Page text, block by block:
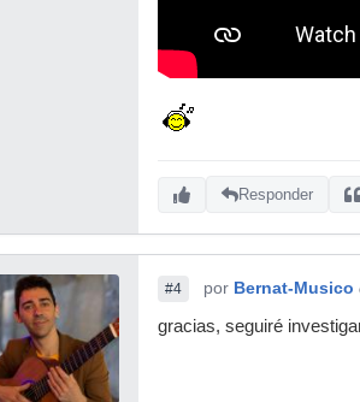
Responder
#4 por Bernat-Musico
gracias, seguiré